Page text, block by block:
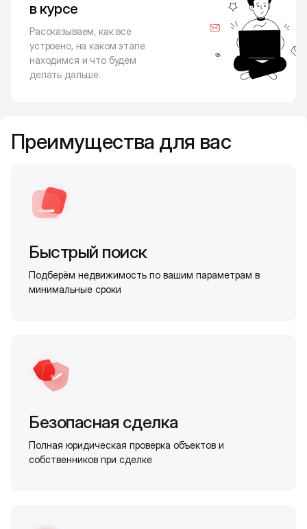
в курсе
Рассказываем, как все
устроено, на каком этапе
находимся и что будем
делать дальше.
Преимущества для вас
Быстрый поиск
Подберём недвижимость по вашим параметрам в
минимальные сроки
Безопасная сделка
Полная юридическая проверка объектов и
собственников при сделке